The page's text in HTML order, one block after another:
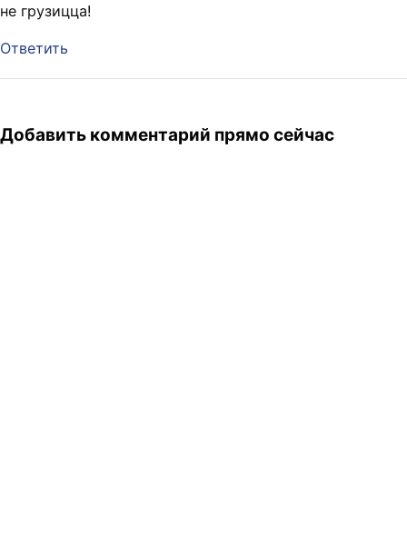
не грузицца!
Ответить
Добавить комментарий прямо сейчас